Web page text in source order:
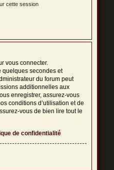
cette session
vous connecter.
quelques secondes et
du forum peut
additionnelles aux
enregistrer, assurez-vous
conditions d’utilisation et de
vous de bien lire tout le
de confidentialité